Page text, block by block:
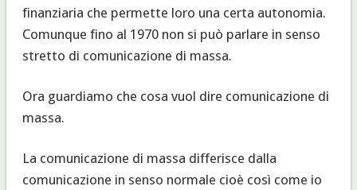
finanziaria che permette loro una certa autonomia.
Comunque fino al 1970 non si può parlare in senso
stretto di comunicazione di massa.
Ora guardiamo che cosa vuol dire comunicazione di
massa.
La comunicazione di massa differisce dalla
comunicazione in senso normale cioè così come io